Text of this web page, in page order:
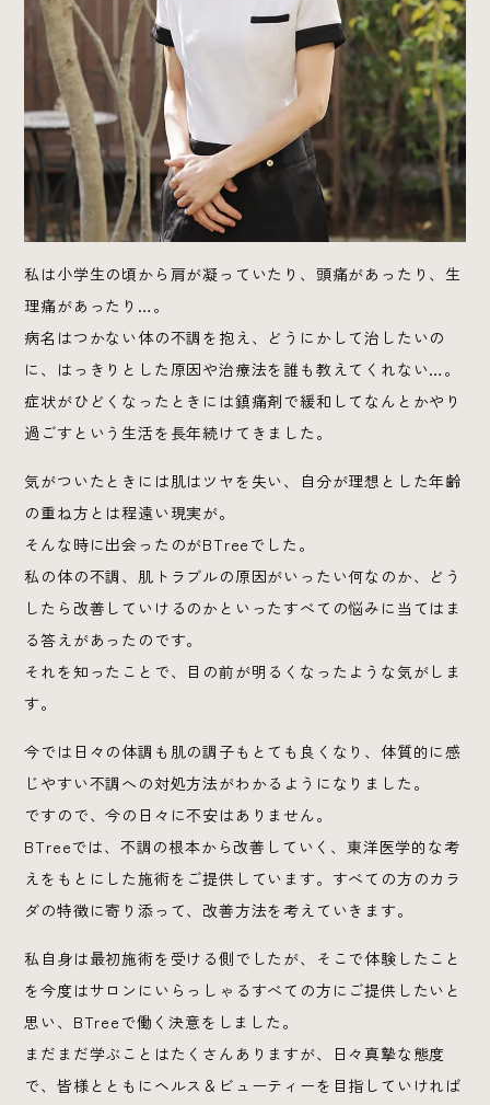
私は小学生の頃から肩が凝っていたり、頭痛があったり、生
理痛があったり…。
病名はつかない体の不調を抱え、どうにかして治したいの
に、はっきりとした原因や治療法を誰も教えてくれない…。
症状がひどくなったときには鎮痛剤で緩和してなんとかやり
過ごすという生活を長年続けてきました。
気がついたときには肌はツヤを失い、自分が理想とした年齢
の重ね方とは程遠い現実が。
そんな時に出会ったのがBTreeでした。
私の体の不調、肌トラブルの原因がいったい何なのか、どう
したら改善していけるのかといったすべての悩みに当てはま
る答えがあったのです。
それを知ったことで、目の前が明るくなったような気がしま
す。
今では日々の体調も肌の調子もとても良くなり、体質的に感
じやすい不調への対処方法がわかるようになりました。
ですので、今の日々に不安はありません。
BTreeでは、不調の根本から改善していく、東洋医学的な考
えをもとにした施術をご提供しています。すべての方のカラ
ダの特徴に寄り添って、改善方法を考えていきます。
私自身は最初施術を受ける側でしたが、そこで体験したこと
を今度はサロンにいらっしゃるすべての方にご提供したいと
思い、BTreeで働く決意をしました。
まだまだ学ぶことはたくさんありますが、日々真摯な態度
で、皆様とともにヘルス＆ビューティーを目指していければ